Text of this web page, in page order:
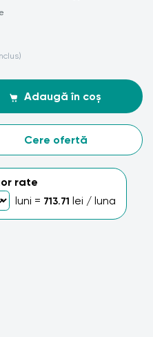
Adaugă în coș
Cere ofertă
rate
luni = 713.71 lei / luna